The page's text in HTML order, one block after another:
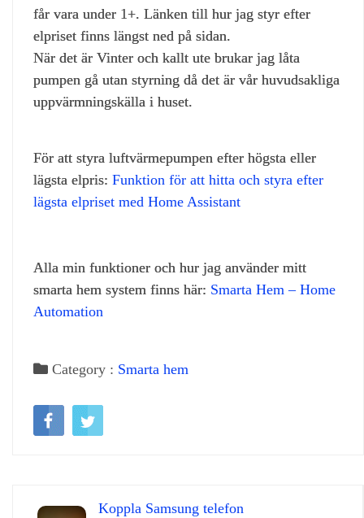
får vara under 1+. Länken till hur jag styr efter
elpriset finns längst ned på sidan.
När det är Vinter och kallt ute brukar jag låta
pumpen gå utan styrning då det är vår huvudsakliga
uppvärmningskälla i huset.
För att styra luftvärmepumpen efter högsta eller
lägsta elpris: Funktion för att hitta och styra efter
lägsta elpriset med Home Assistant
Alla min funktioner och hur jag använder mitt
smarta hem system finns här: Smarta Hem – Home
Automation
Category : Smarta hem
Koppla Samsung telefon